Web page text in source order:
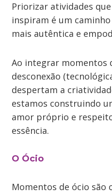
Priorizar atividades
inspiram é um
mais autêntica e
Ao integrar momentos
desconexão
despertam a
estamos construindo
amor próprio e
essência.
O Ócio
Momentos de ócio são